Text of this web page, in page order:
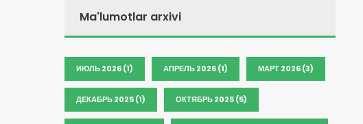
Ma'lumotlar arxivi
ИЮЛЬ 2026 (1) АПРЕЛЬ 2026 (1) МАРТ 2026 (3)
ДЕКАБРЬ 2025 (1) ОКТЯБРЬ 2025 (5)